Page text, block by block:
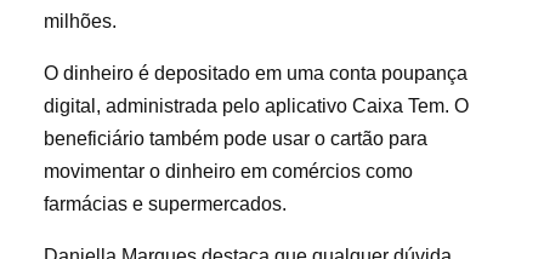
milhões.
O dinheiro é depositado em uma conta poupança
digital, administrada pelo aplicativo Caixa Tem. O
beneficiário também pode usar o cartão para
movimentar o dinheiro em comércios como
farmácias e supermercados.